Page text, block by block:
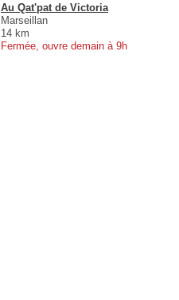
Au Qat'pat de Victoria
Marseillan
14 km
Fermée, ouvre demain à 9h